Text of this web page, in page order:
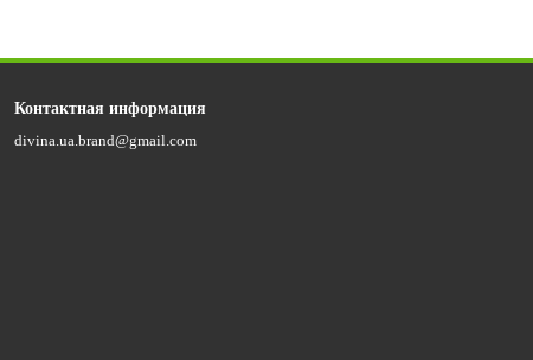
Контактная информация
divina.ua.brand@gmail.com